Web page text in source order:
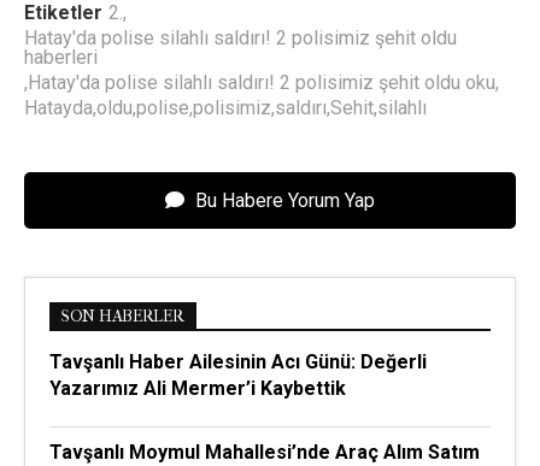
Etiketler 2.,
Hatay'da polise silahlı saldırı! 2 polisimiz şehit oldu
haberleri
,Hatay'da polise silahlı saldırı! 2 polisimiz şehit oldu oku,
Hatayda,oldu,polise,polisimiz,saldırı,Sehit,silahlı
Bu Habere Yorum Yap
SON HABERLER
Tavşanlı Haber Ailesinin Acı Günü: Değerli
Yazarımız Ali Mermer’i Kaybettik
Tavşanlı Moymul Mahallesi’nde Araç Alım Satım